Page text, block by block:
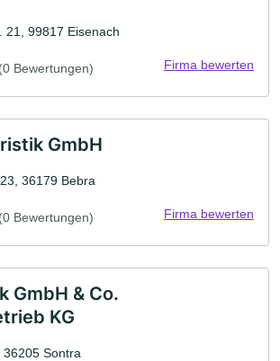
21, 99817 Eisenach
(0 Bewertungen) Firma bewerten
GmbH
36179 Bebra
(0 Bewertungen) Firma bewerten
GmbH & Co.
KG
Sontra